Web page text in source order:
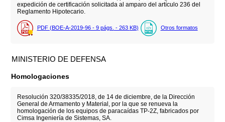
expedición de certificación solicitada al amparo del artículo 236 del
Reglamento Hipotecario.
PDF (BOE-A-2019-96 - 9 págs. - 263 KB) Otros formatos
MINISTERIO DE DEFENSA
Homologaciones
Resolución 320/38335/2018, de 14 de diciembre, de la Dirección
General de Armamento y Material, por la que se renueva la
homologación de los equipos de paracaídas TP-2Z, fabricados por
Cimsa Ingeniería de Sistemas, SA.